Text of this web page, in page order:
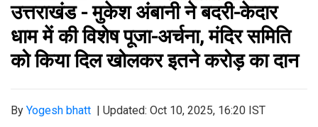
उत्तराखंड - मुकेश अंबानी ने बदरी-केदार
धाम में की विशेष पूजा-अर्चना, मंदिर समिति
को किया दिल खोलकर इतने करोड़ का दान
By Yogesh bhatt Updated: Oct 10, 2025, 16:20 IST